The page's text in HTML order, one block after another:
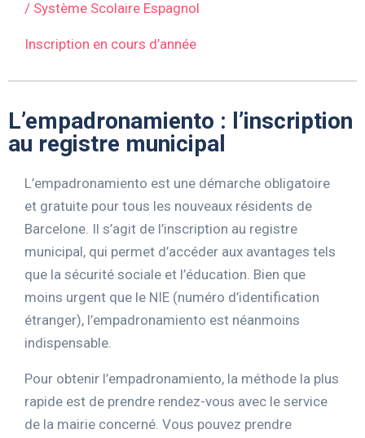
/ Système Scolaire Espagnol
Inscription en cours d’année
L’empadronamiento : l’inscription
au registre municipal
L’empadronamiento est une démarche obligatoire
et gratuite pour tous les nouveaux résidents de
Barcelone. Il s’agit de l’inscription au registre
municipal, qui permet d’accéder aux avantages tels
que la sécurité sociale et l’éducation. Bien que
moins urgent que le NIE (numéro d’identification
étranger), l’empadronamiento est néanmoins
indispensable.
Pour obtenir l’empadronamiento, la méthode la plus
rapide est de prendre rendez-vous avec le service
de la mairie concerné. Vous pouvez prendre